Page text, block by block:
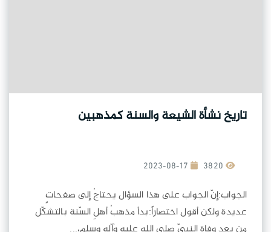
تاريخ نشأة الشيعة والسنة كمذهبين
2023-08-17
الجواب:إنّ الجواب على هذا السؤال يحتاجُ إلى صفحاتٍ
عديدة ولكن أقول اختصاراً:بدأ مذهبُ أهلِ السّنة بالتشكّل